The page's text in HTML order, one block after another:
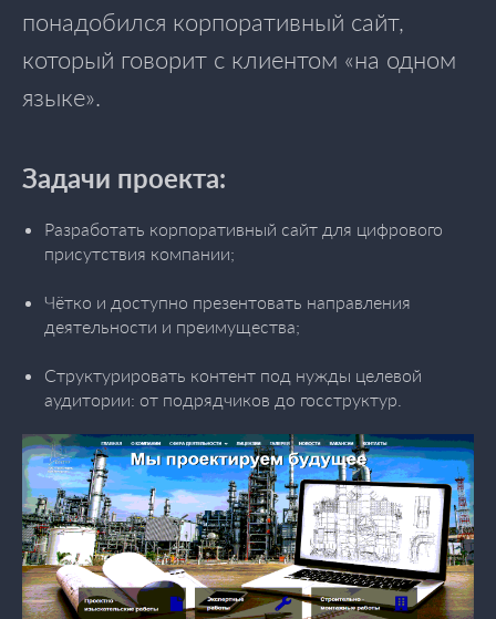
понадобился корпоративный сайт,
который говорит с клиентом «на одном
языке».
Задачи проекта:
Разработать корпоративный сайт для цифрового
присутствия компании;
Чётко и доступно презентовать направления
деятельности и преимущества;
Структурировать контент под нужды целевой
аудитории: от подрядчиков до госструктур.